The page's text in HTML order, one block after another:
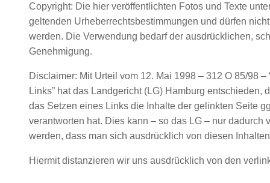
Copyright: Die hier veröffentlichten Fotos und Texte
geltenden Urheberrechtsbestimmungen und dürfen
werden. Die Verwendung bedarf der ausdrücklichen,
Genehmigung.
Disclaimer: Mit Urteil vom 12. Mai 1998 – 312 O 85/98 –
Links” hat das Landgericht (LG) Hamburg entschieden,
das Setzen eines Links die Inhalte der gelinkten Seite
verantworten hat. Dies kann – so das LG – nur dadurch
werden, dass man sich ausdrücklich von diesen
Hiermit distanzieren wir uns ausdrücklich von den